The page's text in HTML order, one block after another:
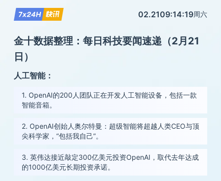
02.2109:14:19周六
金十数据整理：每日科技要闻速递（2月21
日）
人工智能：
1. OpenAI的200人团队正在开发人工智能设备，包括一款
智能音箱。
2. OpenAI创始人奥尔特曼：超级智能将超越人类CEO与顶
尖科学家，“包括我自己”。
3. 英伟达接近敲定300亿美元投资OpenAI，取代去年达成
的1000亿美元长期投资承诺。